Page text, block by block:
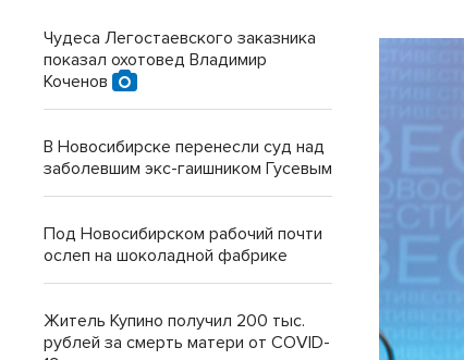
Чудеса Легостаевского заказника
показал охотовед Владимир
Коченов
В Новосибирске перенесли суд над
заболевшим экс-гаишником Гусевым
Под Новосибирском рабочий почти
ослеп на шоколадной фабрике
Житель Купино получил 200 тыс.
рублей за смерть матери от COVID-